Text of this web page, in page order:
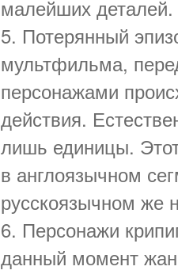
малейших деталей.
5. Потерянный
мультфильма,
персонажами
действия.
лишь единицы.
в англоязычном
русскоязычном же
6. Персонажи
данный момент